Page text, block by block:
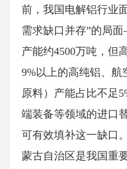
前，我国电解铝行业
需求缺口并存”的局
产能约4500万吨，但
9%以上的高纯铝、航
原料）产能占比不足
端装备等领域的进口
可有效填补这一缺口
蒙古自治区是我国重